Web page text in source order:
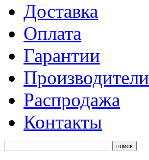
Доставка
Оплата
Гарантии
Производители
Распродажа
Контакты